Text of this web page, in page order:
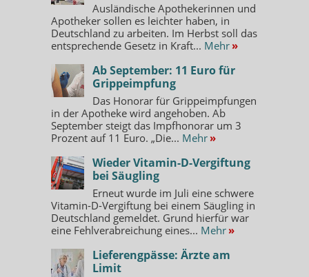
Ausländische Apothekerinnen und
Apotheker sollen es leichter haben, in
Deutschland zu arbeiten. Im Herbst soll das
entsprechende Gesetz in Kraft... Mehr »
Ab September: 11 Euro für
Grippeimpfung
Das Honorar für Grippeimpfungen
in der Apotheke wird angehoben. Ab
September steigt das Impfhonorar um 3
Prozent auf 11 Euro. „Die... Mehr »
Wieder Vitamin-D-Vergiftung
bei Säugling
Erneut wurde im Juli eine schwere
Vitamin-D-Vergiftung bei einem Säugling in
Deutschland gemeldet. Grund hierfür war
eine Fehlverabreichung eines... Mehr »
Lieferengpässe: Ärzte am
Limit